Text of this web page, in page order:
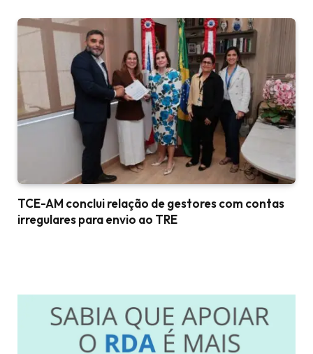
TCE-AM conclui relação de gestores com contas
irregulares para envio ao TRE